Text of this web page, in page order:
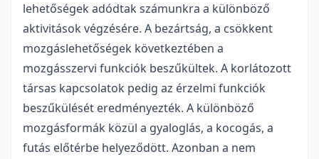
lehetőségek adódtak számunkra a különböző
aktivitások végzésére. A bezártság, a csökkent
mozgáslehetőségek következtében a
mozgásszervi funkciók beszűkültek. A korlátozott
társas kapcsolatok pedig az érzelmi funkciók
beszűkülését eredményezték. A különböző
mozgásformák közül a gyaloglás, a kocogás, a
futás előtérbe helyeződött. Azonban a nem